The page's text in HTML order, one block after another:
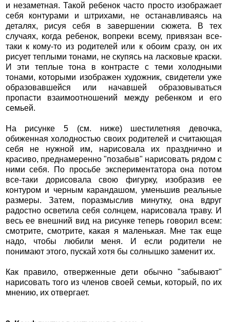
и незаметная. Такой ребенок часто просто изображает
себя контурами и штрихами, не останавливаясь на
деталях, рисуя себя в завершении сюжета. В тех
случаях, когда ребенок, вопреки всему, привязан все-
таки к кому-то из родителей или к обоим сразу, он их
рисует теплыми тонами, не скупясь на ласковые краски.
И эти теплые тона в контрасте с теми холодными
тонами, которыми изображен художник, свидетели уже
образовавшейся или начавшей образовываться
пропасти взаимоотношений между ребенком и его
семьей.
На рисунке 5 (см. ниже) шестилетняя девочка,
обиженная холодностью своих родителей и считающая
себя не нужной им, нарисовала их празднично и
красиво, преднамеренно "позабыв" нарисовать рядом с
ними себя. По просьбе экспериментатора она потом
все-таки дорисовала свою фигурку, изобразив ее
контуром и черным карандашом, уменьшив реальные
размеры. Затем, поразмыслив минутку, она вдруг
радостно осветила себя солнцем, нарисовала траву. И
весь ее внешний вид на рисунке теперь говорил всем:
смотрите, смотрите, какая я маленькая. Мне так еще
надо, чтобы любили меня. И если родители не
понимают этого, пускай хотя бы солнышко заменит их.
Как правило, отверженные дети обычно "забывают"
нарисовать того из членов своей семьи, который, по их
мнению, их отвергает.